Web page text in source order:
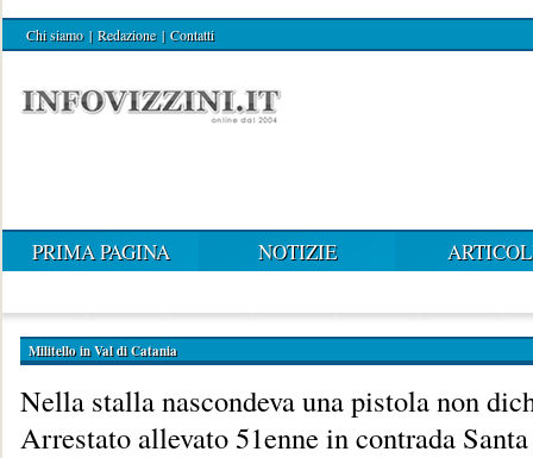
Chi siamo | Redazione | Contatti
PRIMA PAGINA NOTIZIE
Militello in Val di Catania
Nella stalla nascondeva una pistola non
Arrestato allevato 51enne in contrada